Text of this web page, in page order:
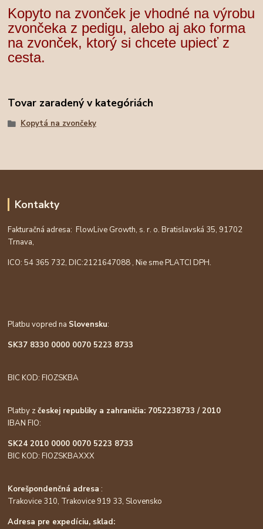
Kopyto na zvonček je vhodné na výrobu
zvončeka z pedigu, alebo aj ako forma
na zvonček, ktorý si chcete upiecť z
cesta.
Tovar zaradený v kategóriách
Kopytá na zvončeky
Kontakty
Fakturačná adresa: FlowLive Growth, s. r. o. Bratislavská 35, 91702
Trnava,
ICO: 54 365 732, DIC:2121647088 , Nie sme PLATCI DPH.
Platbu vopred na Slovensku:
SK37 8330 0000 0070 5223 8733
BIC KOD: FIOZSKBA
Platby zčeskej republiky a zahraničia: 7052238733 / 2010
IBAN FIO:
SK24 2010 0000 0070 5223 8733
BIC KOD: FIOZSKBAXXX
Korešpondenčná adresa :
Trakovice 310, Trakovice 919 33, Slovensko
Adresa pre expedíciu, sklad: